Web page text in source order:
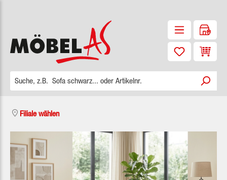
Filiale wählen